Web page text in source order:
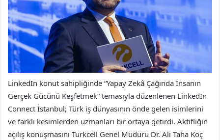
LinkedIn konut sahipliğinde “Yapay Zekâ Çağında İnsanın
Gerçek Gücünü Keşfetmek” temasıyla düzenlenen LinkedIn
Connect İstanbul; Türk iş dünyasının önde gelen isimlerini
ve farklı kesimlerden uzmanları bir ortaya getirdi. Aktifliğin
açılış konuşmasını Turkcell Genel Müdürü Dr. Ali Taha Koç